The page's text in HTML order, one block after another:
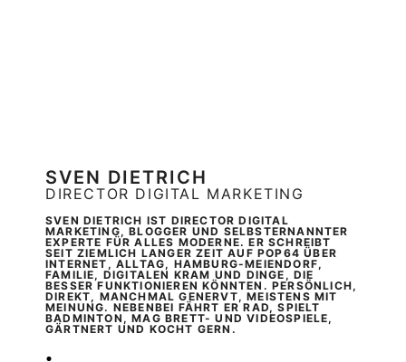
SVEN DIETRICH
DIRECTOR DIGITAL MARKETING
SVEN DIETRICH IST DIRECTOR DIGITAL
MARKETING, BLOGGER UND SELBSTERNANNTER
EXPERTE FÜR ALLES MODERNE. ER SCHREIBT
SEIT ZIEMLICH LANGER ZEIT AUF POP64 ÜBER
INTERNET, ALLTAG, HAMBURG-MEIENDORF,
FAMILIE, DIGITALEN KRAM UND DINGE, DIE
BESSER FUNKTIONIEREN KÖNNTEN. PERSÖNLICH,
DIREKT, MANCHMAL GENERVT, MEISTENS MIT
MEINUNG. NEBENBEI FÄHRT ER RAD, SPIELT
BADMINTON, MAG BRETT- UND VIDEOSPIELE,
GÄRTNERT UND KOCHT GERN.